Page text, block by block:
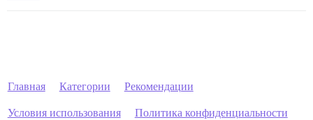
Главная Категории Рекомендации
Условия использования Политика конфиденциальности